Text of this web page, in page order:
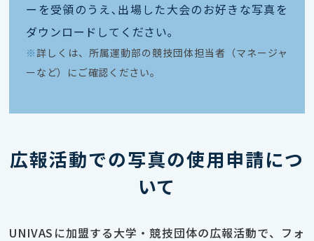
ーを受領のうえ､出場した大会のお好きな写真を
ダウンロードしてください｡
※ 詳しくは、所属運動部の競技団体担当者（マネージャ
ーなど）にご確認ください。
広報活動での写真の使用申請につ
いて
UNIVASに加盟する大学・競技団体の広報活動で、フォ